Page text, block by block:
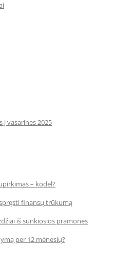
į vasarines 2025
– kodėl?
finansų trūkumą
iš sunkiosios pramonės
per 12 mėnesių?